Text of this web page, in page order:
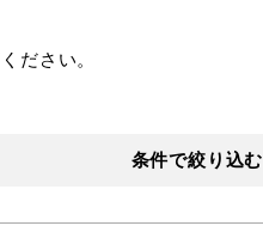
ださい。
条件で絞り込む